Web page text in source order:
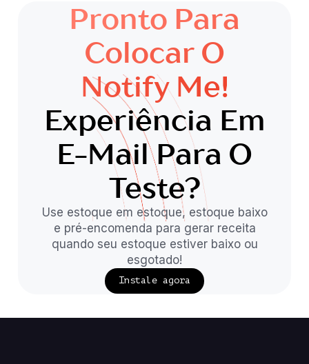
Pronto Para
Colocar O
Notify Me!
Experiência Em
E-Mail Para O
Teste?
Use estoque em estoque, estoque baixo
e pré-encomenda para gerar receita
quando seu estoque estiver baixo ou
esgotado!
Instale agora